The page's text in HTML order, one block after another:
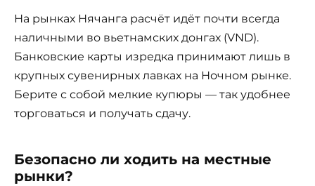
На рынках Нячанга расчёт идёт почти всегда
наличными во вьетнамских донгах (VND).
Банковские карты изредка принимают лишь в
крупных сувенирных лавках на Ночном рынке.
Берите с собой мелкие купюры — так удобнее
торговаться и получать сдачу.
Безопасно ли ходить на местные
рынки?